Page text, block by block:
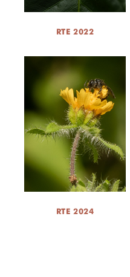
RTE 2022
RTE 2024